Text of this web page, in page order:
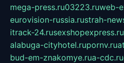
mega-press.ru03223.ruweb-
eurovision-russia.rustrah-
itrack-24.rusexshopexpress.ru
alabuga-cityhotel.rupornv.ru
bud-em-znakomye.rua-cdc.ru